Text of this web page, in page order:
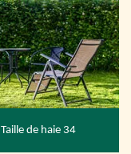
Taille de haie 34